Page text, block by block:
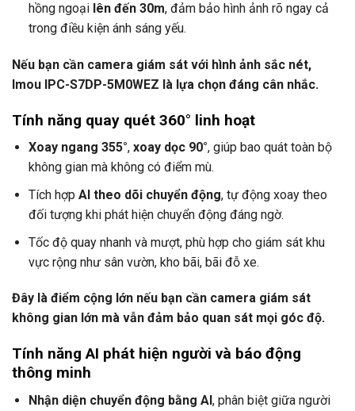
hồng ngoại lên đến 30m, đảm bảo hình ảnh rõ ngay cả
trong điều kiện ánh sáng yếu.
Nếu bạn cần camera giám sát với hình ảnh sắc nét,
Imou IPC-S7DP-5M0WEZ là lựa chọn đáng cân nhắc.
Tính năng quay quét 360° linh hoạt
Xoay ngang 355°, xoay dọc 90°, giúp bao quát toàn bộ
không gian mà không có điểm mù.
Tích hợp AI theo dõi chuyển động, tự động xoay theo
đối tượng khi phát hiện chuyển động đáng ngờ.
Tốc độ quay nhanh và mượt, phù hợp cho giám sát khu
vực rộng như sân vườn, kho bãi, bãi đỗ xe.
Đây là điểm cộng lớn nếu bạn cần camera giám sát
không gian lớn mà vẫn đảm bảo quan sát mọi góc độ.
Tính năng AI phát hiện người và báo động
thông minh
Nhận diện chuyển động bằng AI, phân biệt giữa người